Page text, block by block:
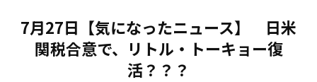
7月27日【気になったニュース】 日米
関税合意で、リトル・トーキョー復
活？？？